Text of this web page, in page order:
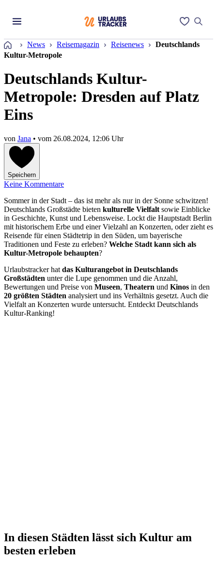
Startseite
News Reisemagazin Reisenews
Deutschlands
Kultur-Metropole
Deutschlands Kultur-
Metropole: Dresden auf Platz
Eins
von Jana • vom 26.08.2024, 12:06 Uhr
Speichern
Keine Kommentare
Sommer in der Stadt – das ist mehr als nur in der Sonne schwitzen!
Deutschlands Großstädte bieten kulturelle Vielfalt sowie Einblicke
in Geschichte, Kunst und Lebensweise. Lockt die Hauptstadt Berlin
mit historischem Erbe und einer Vielzahl an Konzerten, oder zieht es
Reisende für einen Städtetrip in den Süden, um bayerische
Traditionen und Feste zu erleben? Welche Stadt kann sich als
Kultur-Metropole behaupten?
Urlaubstracker hat das Kulturangebot in Deutschlands
Großstädten unter die Lupe genommen und die Anzahl,
Bewertungen und Preise von Museen, Theatern und Kinos in den
20 größten Städten analysiert und ins Verhältnis gesetzt. Auch die
Vielfalt an Konzerten wurde untersucht. Entdeckt Deutschlands
Kultur-Ranking!
In diesen Städten lässt sich Kultur am
besten erleben